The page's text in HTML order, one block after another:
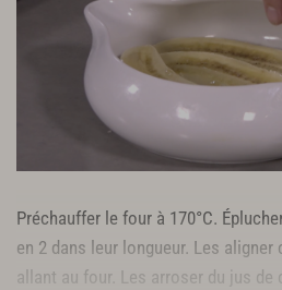
Préchauffer le four à 170°C.
en 2 dans leur longueur. Les
allant au four. Les arroser du jus de